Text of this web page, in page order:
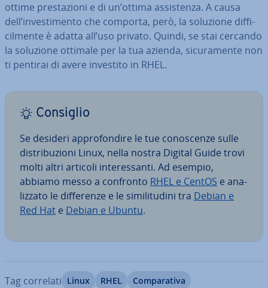
ottime pre­sta­zio­ni e di un’ottima as­si­sten­za. A causa
dell’in­ve­sti­men­to che comporta, però, la soluzione dif­fi­
cil­men­te è adatta all’uso privato. Quindi, se stai cercando
la soluzione ottimale per la tua azienda, si­cu­ra­men­te non
ti pentirai di avere investito in RHEL.
Consiglio
Se desideri ap­pro­fon­di­re le tue co­no­scen­ze sulle
di­stri­bu­zio­ni Linux, nella nostra Digital Guide trovi
molti altri articoli in­te­res­san­ti. Ad esempio,
abbiamo messo a confronto RHEL e CentOS e ana­
liz­za­to le dif­fe­ren­ze e le si­mi­li­tu­di­ni tra Debian e
Red Hat e Debian e Ubuntu.
Tag correlati Linux RHEL Com­pa­ra­ti­va